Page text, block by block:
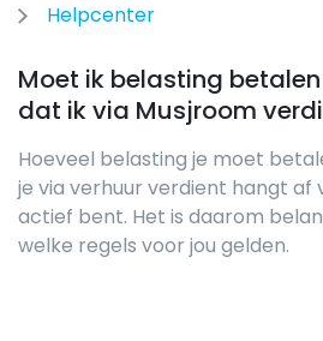
Helpcenter
Moet ik belasting
dat ik via Musjroom
Hoeveel belasting je moet
je via verhuur verdient hangt af
actief bent. Het is daarom
welke regels voor jou gelden.